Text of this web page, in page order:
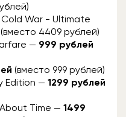
War - Ultimate
(вместо 4409 рублей)
— 999 рублей
(вместо 999 рублей)
Edition — 1299 рублей
Time — 1499